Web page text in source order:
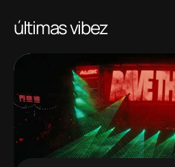
últimas vibez